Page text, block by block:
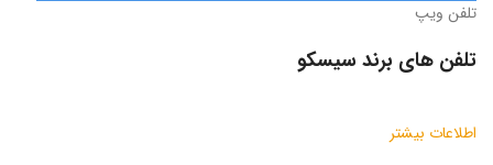
تلفن ویپ
تلفن های برند سیسکو
اطلاعات بیشتر